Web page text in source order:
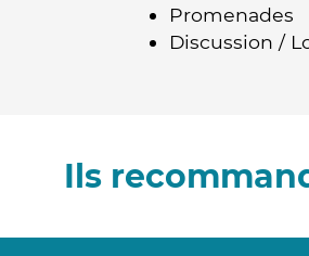
Promenades
Discussion /
Ils